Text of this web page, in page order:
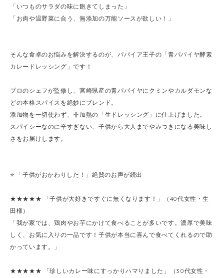
「いつものサラダの味に飽きてしまった」
「お肉や温野菜に合う、無添加の万能ソースが欲しい！」
そんな食卓のお悩みを解決するのが、パパイア王子の「青パパイヤ酵素
カレードレッシング」です！
プロのシェフが監修し、宮崎県産の青パパイヤにクミンやカルダモンな
どの本格スパイスを絶妙にブレンド。
添加物を一切使わず、非加熱の「生ドレッシング」に仕上げました。
スパイシーなのに辛すぎない、子供から大人までやみつきになる美味し
さをお届けします。
⭐️ 「子供がおかわりした！」絶賛のお声が続出
★★★★★ 「子供が大好きですぐに無くなります！」（40代女性・生
田様）
「我が家では、鶏肉やお芋にかけて食べることが多いです。濃厚で美味
しく、お気に入りの一品です！子供が本当に喜んで食べてくれるので助
かっています。」
★★★★★ 「珍しいカレー味にすっかりハマりました」（30代女性・